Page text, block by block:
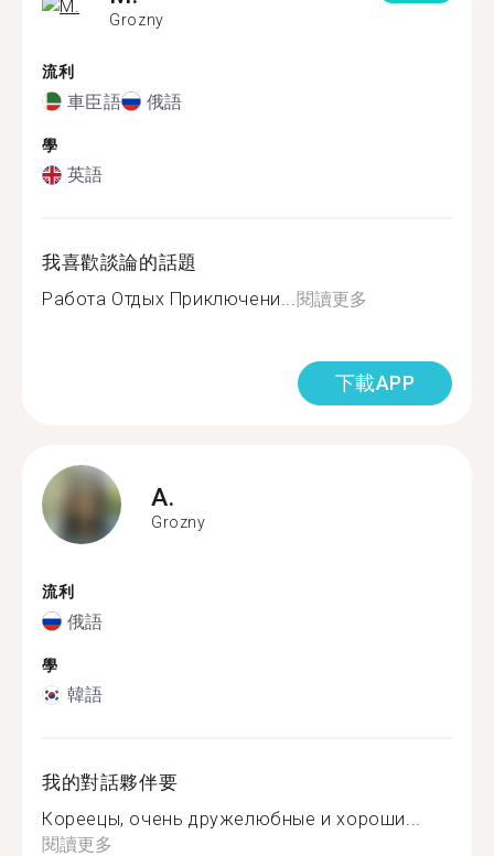
Grozny
流利
車臣語 俄語
學
英語
我喜歡談論的話題
Работа Отдых Приключени...閱讀更多
下載APP
A.
Grozny
流利
俄語
學
韓語
我的對話夥伴要
Кореецы, очень дружелюбные и хороши...
閱讀更多